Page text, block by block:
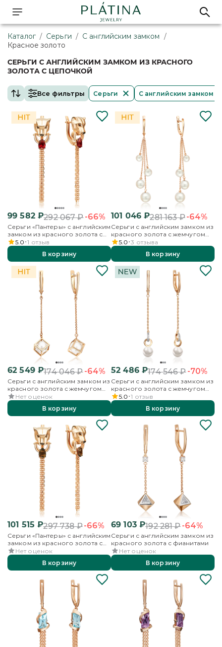
Каталог / Серьги / С английским замком /
Красное золото
СЕРЬГИ С АНГЛИЙСКИМ ЗАМКОМ ИЗ КРАСНОГО
ЗОЛОТА С ЦЕПОЧКОЙ
Все фильтры Серьги С английским замком
99 582₽292 067₽-66%
Серьги «Пантеры» с английским
замком из красного золота с
гранатом
5.0 1 отзыв
В корзину
101 046 ₽281 163₽-64%
Серьги с английским замком из
красного золота с жемчугом
культивированным
5.0 3 отзыва
В корзину
62 549₽174 046₽-64%
Серьги с английским замком из
красного золота с жемчугом
культивированным
Нет оценок
В корзину
52 486₽174 546₽-70%
Серьги с английским замком из
красного золота с жемчугом
культивированным и
фианитами
5.0 1 отзыв
В корзину
101 515 ₽297 738₽-66%
Серьги «Пантеры» с английским
замком из красного золота с
кварцем дымчатым
Нет оценок
В корзину
69 103₽192 281₽-64%
Серьги с английским замком из
красного золота с фианитами
Нет оценок
В корзину